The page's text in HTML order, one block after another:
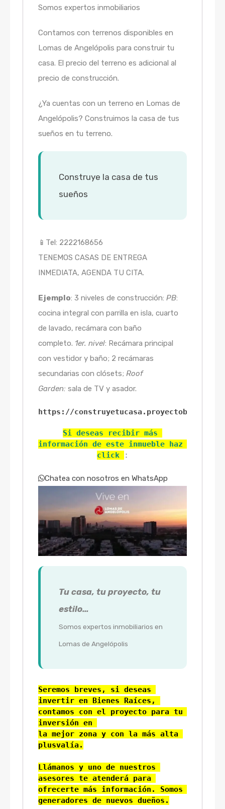
Somos expertos inmobiliarios
Contamos con terrenos disponibles en
Lomas de Angelópolis para construir tu
casa. El precio del terreno es adicional al
precio de construcción.
¿Ya cuentas con un terreno en Lomas de
Angelópolis? Construimos la casa de tus
sueños en tu terreno.
Construye la casa de tus
sueños
📱Tel: 2222168656
TENEMOS CASAS DE ENTREGA
INMEDIATA, AGENDA TU CITA.
Ejemplo: 3 niveles de construcción: PB:
cocina integral con parrilla en isla, cuarto
de lavado, recámara con baño
completo. 1er. nivel: Recámara principal
con vestidor y baño; 2 recámaras
secundarias con clósets; Roof
Garden: sala de TV y asador.
https://
Si deseas recibir más
información de este inmueble haz
click
:
Chatea con nosotros en WhatsApp
Tu casa, tu proyecto, tu
estilo…
Somos expertos inmobiliarios en
Lomas de Angelópolis
Seremos breves, si deseas
invertir en Bienes Raíces,
contamos con el proyecto para tu
inversión en
la mejor zona y con la más alta
plusvalía.
Llámanos y uno de nuestros
asesores te atenderá para
ofrecerte más información. Somos
generadores de nuevos dueños.